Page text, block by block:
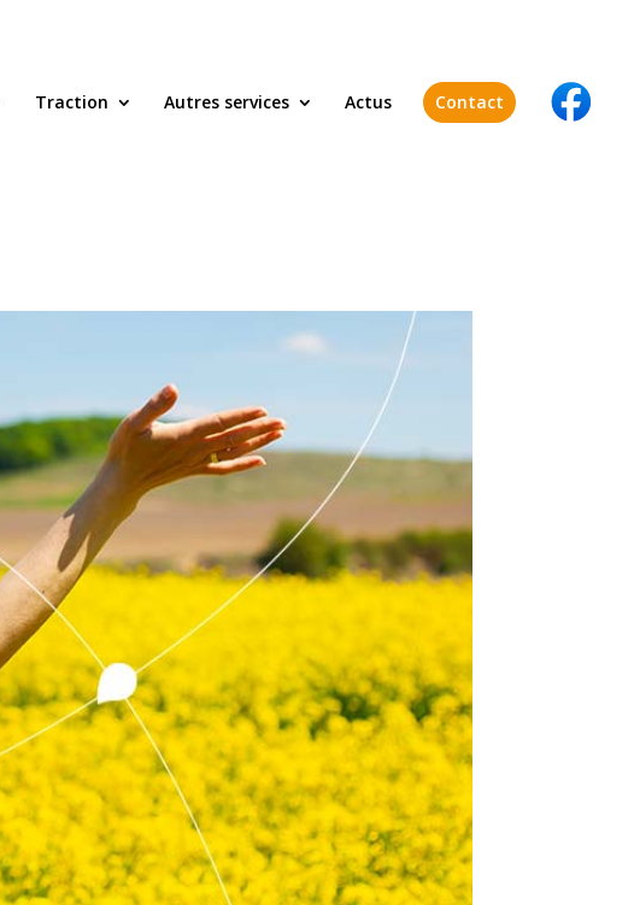
Traction Autres services Actus Contact